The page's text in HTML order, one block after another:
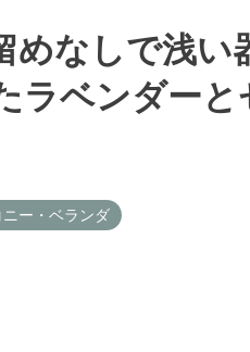
めなしで浅
ラベンダー
ー・ベランダ